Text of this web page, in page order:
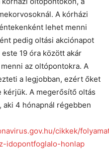
A kórházi
lehet menni
pedig oltási akciónapot
19 óra között akár
az oltópontokra. A
a legjobban, ezért őket
A megerősítő oltás
4 hónapnál régebben
cikkek/
idopontfoglalo-honlap